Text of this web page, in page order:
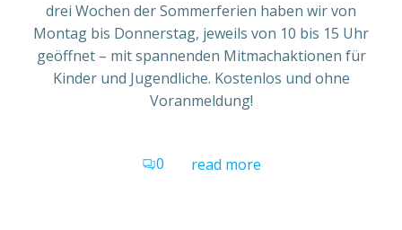
drei Wochen der Sommerferien haben wir von
Montag bis Donnerstag, jeweils von 10 bis 15 Uhr
geöffnet – mit spannenden Mitmachaktionen für
Kinder und Jugendliche. Kostenlos und ohne
Voranmeldung!
0 read more